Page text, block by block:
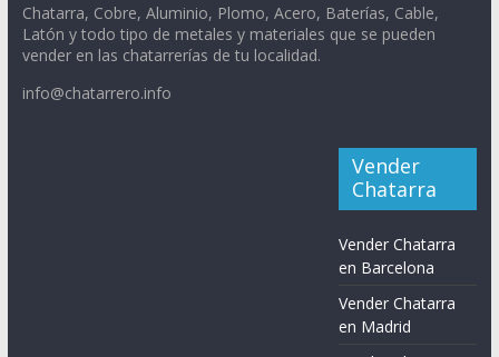
Chatarra, Cobre, Aluminio, Plomo, Acero, Baterías, Cable,
Latón y todo tipo de metales y materiales que se pueden
vender en las chatarrerías de tu localidad.
info@chatarrero.info
Vender
Chatarra
Vender Chatarra
en Barcelona
Vender Chatarra
en Madrid